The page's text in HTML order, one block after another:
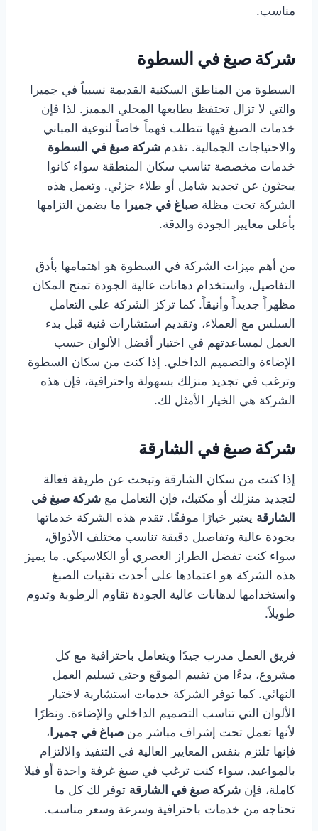
مناسب.
شركة صبغ في السطوة
السطوة من المناطق السكنية القديمة نسبياً في جميرا
والتي لا تزال تحتفظ بطابعها المحلي المميز. لذا فإن
خدمات الصبغ فيها تتطلب فهماً خاصاً لنوعية المباني
والاحتياجات الجمالية. تقدم شركة صبغ في السطوة
خدمات مخصصة تناسب سكان المنطقة سواء كانوا
يبحثون عن تجديد شامل أو طلاء جزئي. وتعمل هذه
الشركة تحت مظلة صباغ في جميرا
ما يضمن التزامها
بأعلى معايير الجودة والدقة.
من أهم ميزات الشركة في السطوة هو اهتمامها بأدق
التفاصيل، واستخدام دهانات عالية الجودة تمنح المكان
مظهراً جديداً وأنيقاً. كما تركز الشركة على التعامل
السلس مع العملاء، وتقديم استشارات فنية قبل بدء
العمل لمساعدتهم في اختيار أفضل الألوان حسب
الإضاءة والتصميم الداخلي. إذا كنت من سكان السطوة
وترغب في تجديد منزلك بسهولة واحترافية، فإن هذه
الشركة هي الخيار الأمثل لك.
شركة صبغ في الشارقة
إذا كنت من سكان الشارقة وتبحث عن طريقة فعالة
لتجديد منزلك أو مكتبك، فإن التعامل مع شركة صبغ في
الشارقة يعتبر خيارًا موفقًا. تقدم هذه الشركة خدماتها
بجودة عالية وتفاصيل دقيقة تناسب مختلف الأذواق،
سواء كنت تفضل الطراز العصري أو الكلاسيكي. ما يميز
هذه الشركة هو اعتمادها على أحدث تقنيات الصبغ
واستخدامها لدهانات عالية الجودة تقاوم الرطوبة وتدوم
طويلاً.
فريق العمل مدرب جيدًا ويتعامل باحترافية مع كل
مشروع، بدءًا من تقييم الموقع وحتى تسليم العمل
النهائي. كما توفر الشركة خدمات استشارية لاختيار
الألوان التي تناسب التصميم الداخلي والإضاءة. ونظرًا
لأنها تعمل تحت إشراف مباشر من صباغ في جميرا ،
فإنها تلتزم بنفس المعايير العالية في التنفيذ والالتزام
بالمواعيد. سواء كنت ترغب في صبغ غرفة واحدة أو فيلا
كاملة، فإن شركة صبغ في الشارقة توفر لك كل ما
تحتاجه من خدمات باحترافية وسرعة وسعر مناسب.